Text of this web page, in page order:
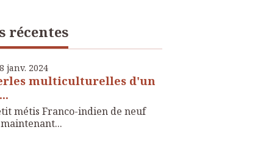
récentes
janv. 2024
multiculturelles d'un
métis Franco-indien de neuf